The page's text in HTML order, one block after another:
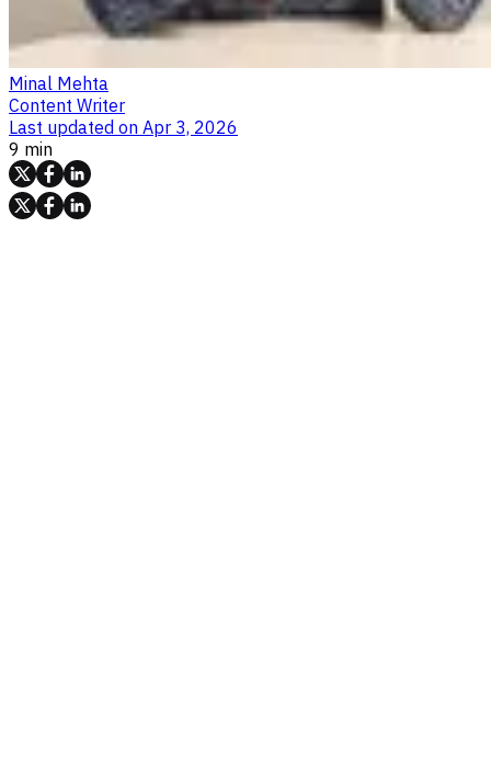
Minal Mehta
Content Writer
Last updated on Apr 3, 2026
9 min